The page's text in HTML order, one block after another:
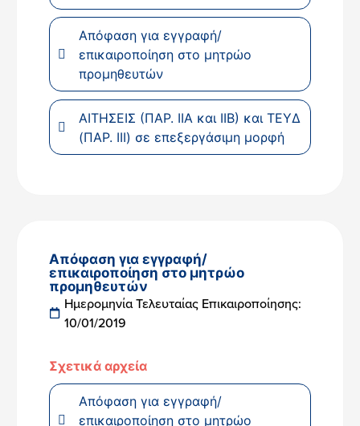
Απόφαση για εγγραφή/
επικαιροποίηση στο μητρώο
προμηθευτών
ΑΙΤΗΣΕΙΣ (ΠΑΡ. ΙΙΑ και ΙΙΒ) και ΤΕΥΔ
(ΠΑΡ. ΙΙΙ) σε επεξεργάσιμη μορφή
Απόφαση για εγγραφή/
επικαιροποίηση στο μητρώο
προμηθευτών
Ημερομηνία Τελευταίας Επικαιροποίησης:
10/01/2019
Σχετικά αρχεία
Απόφαση για εγγραφή/
επικαιροποίηση στο μητρώο